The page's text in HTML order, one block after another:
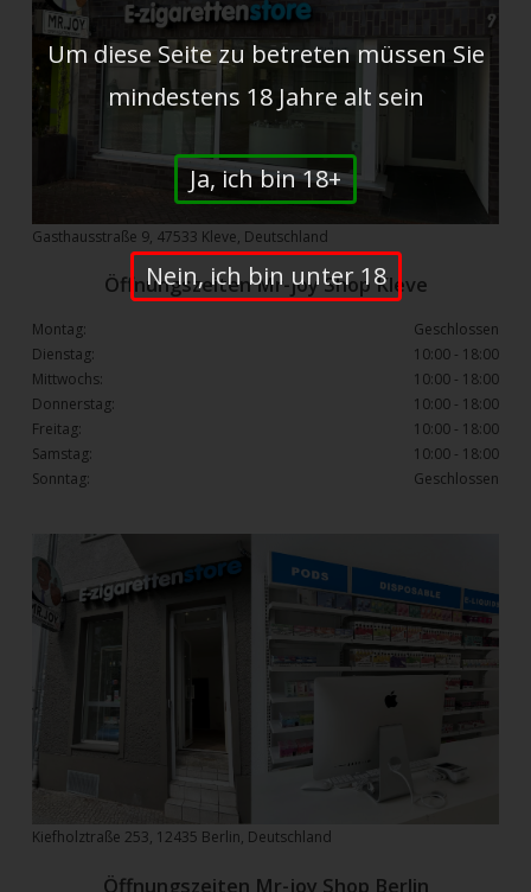
Gasthausstraße 9, 47533 Kleve, Deutschland
Kiefholztraße 253, 12435 Berlin, Deutschland
Öffnungszeiten Mr-joy Shop Kleve
Montag:
Geschlossen
Dienstag:
10:00 - 18:00
Mittwochs:
10:00 - 18:00
Donnerstag:
10:00 - 18:00
Freitag:
10:00 - 18:00
Samstag:
10:00 - 18:00
Sonntag:
Geschlossen
Öffnungszeiten Mr-joy Shop Berlin
Um diese Seite zu betreten müssen Sie
mindestens 18 Jahre alt sein
Ja, ich bin 18+
Nein, ich bin unter 18